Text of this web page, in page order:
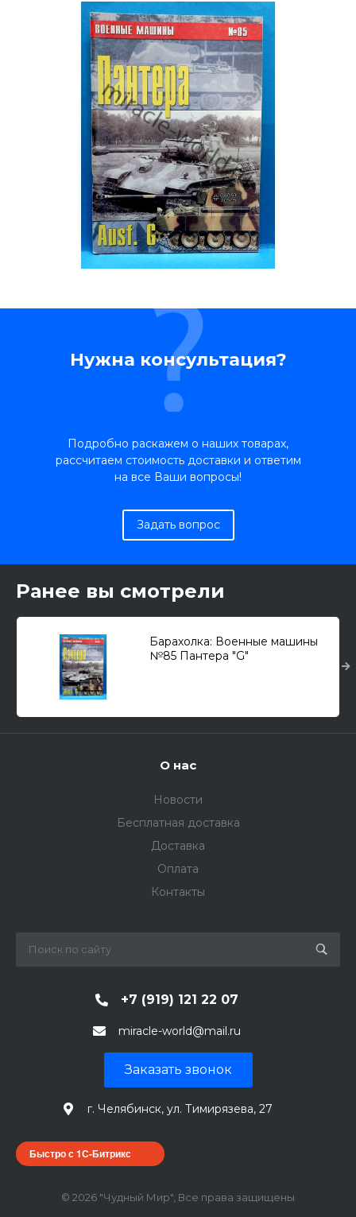
Нужна консультация?
Подробно раскажем о наших товарах,
рассчитаем стоимость доставки и ответим
на все Ваши вопросы!
Задать вопрос
Ранее вы смотрели
Барахолка: Военные машины
№85 Пантера "G"
О нас
Новости
Бесплатная доставка
Доставка
Оплата
Контакты
+7 (919) 121 22 07
miracle-world@mail.ru
Заказать звонок
г. Челябинск, ул. Тимирязева, 27
Быстро с 1С-Битрикс
© 2026 "Чудный Мир", Все права защищены